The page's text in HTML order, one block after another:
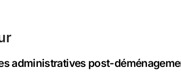
administratives post-